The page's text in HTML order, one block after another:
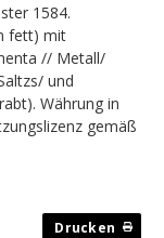
1584.
fett) mit
// Metall/
und
Währung in
gemäß